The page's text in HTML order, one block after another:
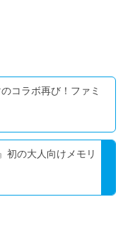
コラボ再び！ファミ
初の大人向けメモリ